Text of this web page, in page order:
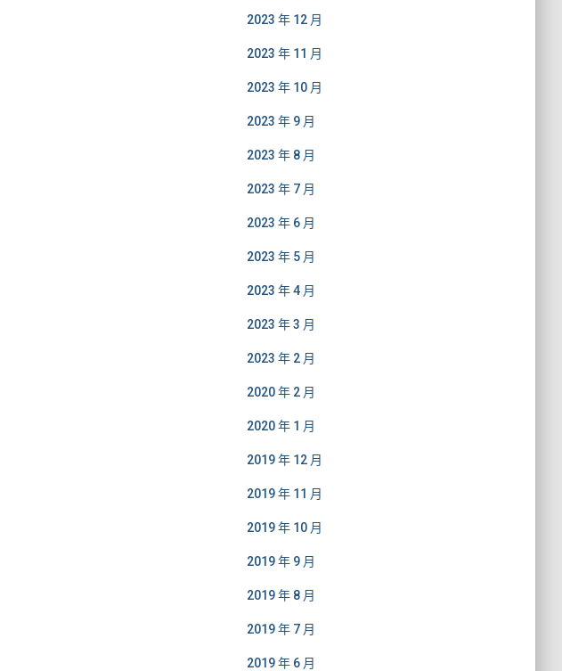
2023 年 12 月
2023 年 11 月
2023 年 10 月
2023 年 9 月
2023 年 8 月
2023 年 7 月
2023 年 6 月
2023 年 5 月
2023 年 4 月
2023 年 3 月
2023 年 2 月
2020 年 2 月
2020 年 1 月
2019 年 12 月
2019 年 11 月
2019 年 10 月
2019 年 9 月
2019 年 8 月
2019 年 7 月
2019 年 6 月